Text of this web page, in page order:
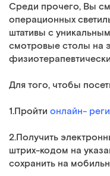
Среди прочего, Вы
операционных
штативы с
смотровые столы на
Для того, чтобы
1.Пройти онлайн-
2.Получить
штрих-кодом на
сохранить на